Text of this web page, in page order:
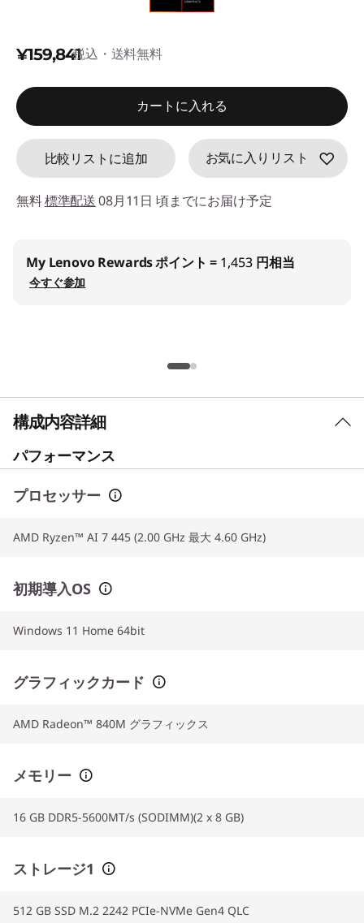
u
¥159,841税込・送料無料
カートに入れる
比較リストに追加 お気に入りリスト
無料標準配送08月11日 頃までにお届け予定
法人限定価格:
Lenovo Proストアでお得に購入！
登録 (無料)
構成内容詳細
パフォーマンス
プロセッサー
AMD Ryzen™ AI 7 445 (2.00 GHz 最大 4.60 GHz)
初期導入OS
Windows 11 Home 64bit
グラフィックカード
AMD Radeon™ 840M グラフィックス
メモリー
16 GB DDR5-5600MT/s (SODIMM)(2 x 8 GB)
ストレージ1
512 GB SSD M.2 2242 PCIe-NVMe Gen4 QLC